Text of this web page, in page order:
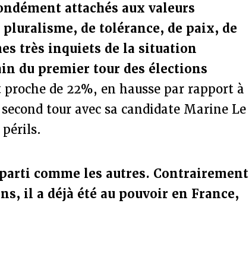
attachés aux valeurs
de tolérance, de paix, de
très inquiets de la situation
du premier tour des élections
de 22%, en hausse par rapport à
tour avec sa candidate Marine Le
périls.
comme les autres. Contrairement
il a déjà été au pouvoir en France,